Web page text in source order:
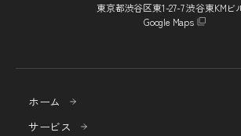
東京都渋谷区東1-27-7 渋谷東KMビ
Google Maps
ホーム
サービス